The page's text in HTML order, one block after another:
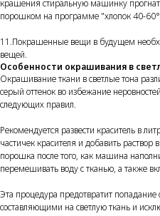
крашения стиральную машинку
порошком на программе "хлопок 40-
11.Покрашенные вещи в будущем
вещей.
Особенности окрашивания в
Окрашивание ткани в светлые тона
серый оттенок во избежание
следующих правил.
Рекомендуется развести краситель в
частичек красителя и добавить
порошка после того, как машина
перемешивать воду с тканью, а также
Эта процедура предотвратит попадание
составляющими на светлую ткань и